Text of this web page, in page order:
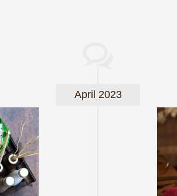
April 2023